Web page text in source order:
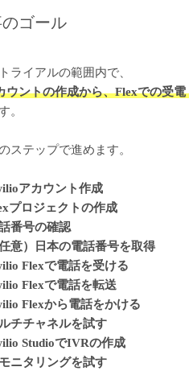
ゴール
ライアルの範囲内で、
ウントの作成から、Flexでの受
。
ステップで進めます。
アカウント作成
プロジェクトの作成
番号の確認
意）日本の電話番号を取得
Flexで電話を受ける
Flexで電話を転送
Flexから電話をかける
チチャネルを試す
StudioでIVRの作成
ニタリングを試す